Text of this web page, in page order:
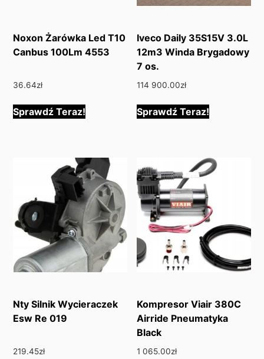
Noxon Żarówka Led T10
Canbus 100Lm 4553
36.64zł
Sprawdź Teraz!
Iveco Daily 35S15V 3.0L
12m3 Winda Brygadowy
7 os.
114 900.00zł
Sprawdź Teraz!
Nty Silnik Wycieraczek
Esw Re 019
219.45zł
Kompresor Viair 380C
Airride Pneumatyka
Black
1 065.00zł